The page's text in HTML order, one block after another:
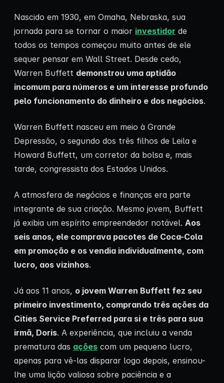
Nascido em 1930, em Omaha, Nebraska, sua
jornada para se tornar o maior investidor de
todos os tempos começou muito antes de ele
sequer pensar em Wall Street. Desde cedo,
Warren Buffett demonstrou uma aptidão
incomum para números e um interesse profundo
pelo funcionamento do dinheiro e dos negócios.
Warren Buffett nasceu em meio à Grande
Depressão, o segundo dos três filhos de Leila e
Howard Buffett, um corretor da bolsa e, mais
tarde, congressista dos Estados Unidos.
A atmosfera de negócios e finanças era parte
integrante de sua criação. Mesmo jovem, Buffett
já exibia um espírito empreendedor notável. Aos
seis anos, ele comprava pacotes de Coca-Cola
em promoção e os vendia individualmente, com
lucro, aos vizinhos.
Já aos 11 anos, o jovem Warren Buffett fez seu
primeiro investimento, comprando três ações da
Cities Service Preferred para si e três para sua
irmã, Doris. A experiência, que incluiu a venda
prematura das ações com um pequeno lucro,
apenas para vê-las disparar logo depois, ensinou-
lhe uma lição valiosa sobre paciência e a